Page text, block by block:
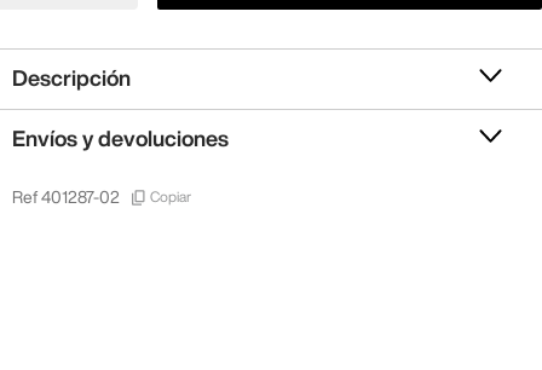
Descripción
Envíos y devoluciones
Ref 401287-02 Copiar